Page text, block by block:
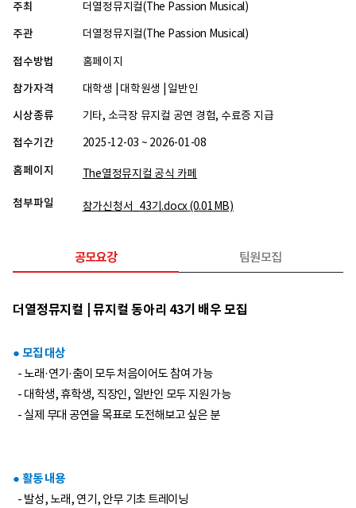
주최 더열정뮤지컬(The Passion Musical)
주관 더열정뮤지컬(The Passion Musical)
접수방법 홈페이지
참가자격 대학생 | 대학원생 | 일반인
시상종류 기타, 소극장 뮤지컬 공연 경험, 수료증 지급
접수기간 2025-12-03 ~ 2026-01-08
홈페이지 The열정뮤지컬 공식 카페
첨부파일 참가신청서_43기.docx(0.01MB)
공모요강 팀원모집
더열정뮤지컬 | 뮤지컬 동아리 43기 배우 모집
● 모집 대상
- 노래·연기·춤이 모두 처음이어도 참여 가능
- 대학생, 휴학생, 직장인, 일반인 모두 지원 가능
- 실제 무대 공연을 목표로 도전해보고 싶은 분
● 활동 내용
- 발성, 노래, 연기, 안무 기초 트레이닝